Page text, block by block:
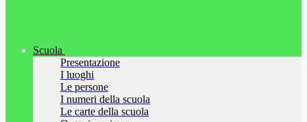
Scuola
Presentazione
I luoghi
Le persone
I numeri della scuola
Le carte della scuola